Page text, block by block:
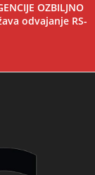
OZBILJNO
odvajanje RS-